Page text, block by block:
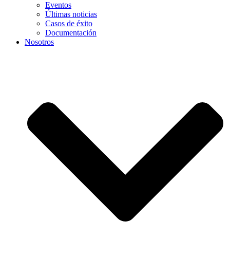
Eventos
Últimas noticias
Casos de éxito
Documentación
Nosotros